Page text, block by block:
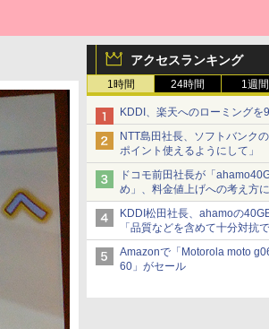
アクセスランキング
1時間 24時間 1週間
KDDI、楽天へのローミングを
NTT島田社長、ソフトバンク
ポイント使えるようにして」
ドコモ前田社長が「
め」、料金値上げへの考え方
KDDI松田社長、ahamoの
「品質などを含めて十分対抗で
Amazonで「Motorola moto
60」がセール